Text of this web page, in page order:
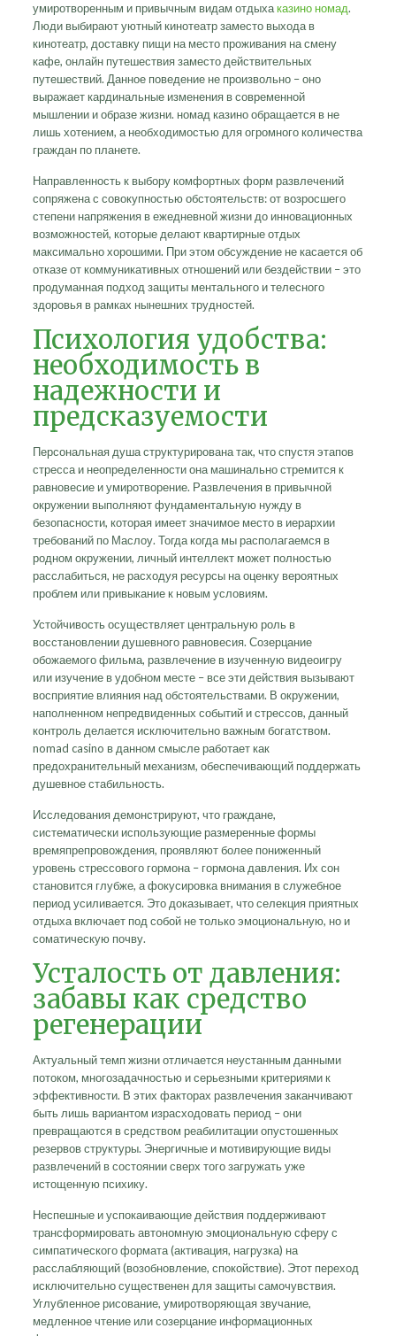
умиротворенным и привычным видам отдыхаказино номад.
Люди выбирают уютный кинотеатр заместо выхода в
кинотеатр, доставку пищи на место проживания на смену
кафе, онлайн путешествия заместо действительных
путешествий. Данное поведение не произвольно – оно
выражает кардинальные изменения в современной
мышлении и образе жизни. номад казино обращается в не
лишь хотением, а необходимостью для огромного количества
граждан по планете.
Направленность к выбору комфортных форм развлечений
сопряжена с совокупностью обстоятельств: от возросшего
степени напряжения в ежедневной жизни до инновационных
возможностей, которые делают квартирные отдых
максимально хорошими. При этом обсуждение не касается об
отказе от коммуникативных отношений или бездействии – это
продуманная подход защиты ментального и телесного
здоровья в рамках нынешних трудностей.
Психология удобства:
необходимость в
надежности и
предсказуемости
Персональная душа структурирована так, что спустя этапов
стресса и неопределенности она машинально стремится к
равновесие и умиротворение. Развлечения в привычной
окружении выполняют фундаментальную нужду в
безопасности, которая имеет значимое место в иерархии
требований по Маслоу. Тогда когда мы располагаемся в
родном окружении, личный интеллект может полностью
расслабиться, не расходуя ресурсы на оценку вероятных
проблем или привыкание к новым условиям.
Устойчивость осуществляет центральную роль в
восстановлении душевного равновесия. Созерцание
обожаемого фильма, развлечение в изученную видеоигру
или изучение в удобном месте – все эти действия вызывают
восприятие влияния над обстоятельствами. В окружении,
наполненном непредвиденных событий и стрессов, данный
контроль делается исключительно важным богатством.
nomad casino в данном смысле работает как
предохранительный механизм, обеспечивающий поддержать
душевное стабильность.
Исследования демонстрируют, что граждане,
систематически использующие размеренные формы
времяпрепровождения, проявляют более пониженный
уровень стрессового гормона – гормона давления. Их сон
становится глубже, а фокусировка внимания в служебное
период усиливается. Это доказывает, что селекция приятных
отдыха включает под собой не только эмоциональную, но и
соматическую почву.
Усталость от давления:
забавы как средство
регенерации
Актуальный темп жизни отличается неустанным данными
потоком, многозадачностью и серьезными критериями к
эффективности. В этих факторах развлечения заканчивают
быть лишь вариантом израсходовать период – они
превращаются в средством реабилитации опустошенных
резервов структуры. Энергичные и мотивирующие виды
развлечений в состоянии сверх того загружать уже
истощенную психику.
Неспешные и успокаивающие действия поддерживают
трансформировать автономную эмоциональную сферу с
симпатического формата (активация, нагрузка) на
расслабляющий (возобновление, спокойствие). Этот переход
исключительно существенен для защиты самочувствия.
Углубленное рисование, умиротворяющая звучание,
медленное чтение или созерцание информационных